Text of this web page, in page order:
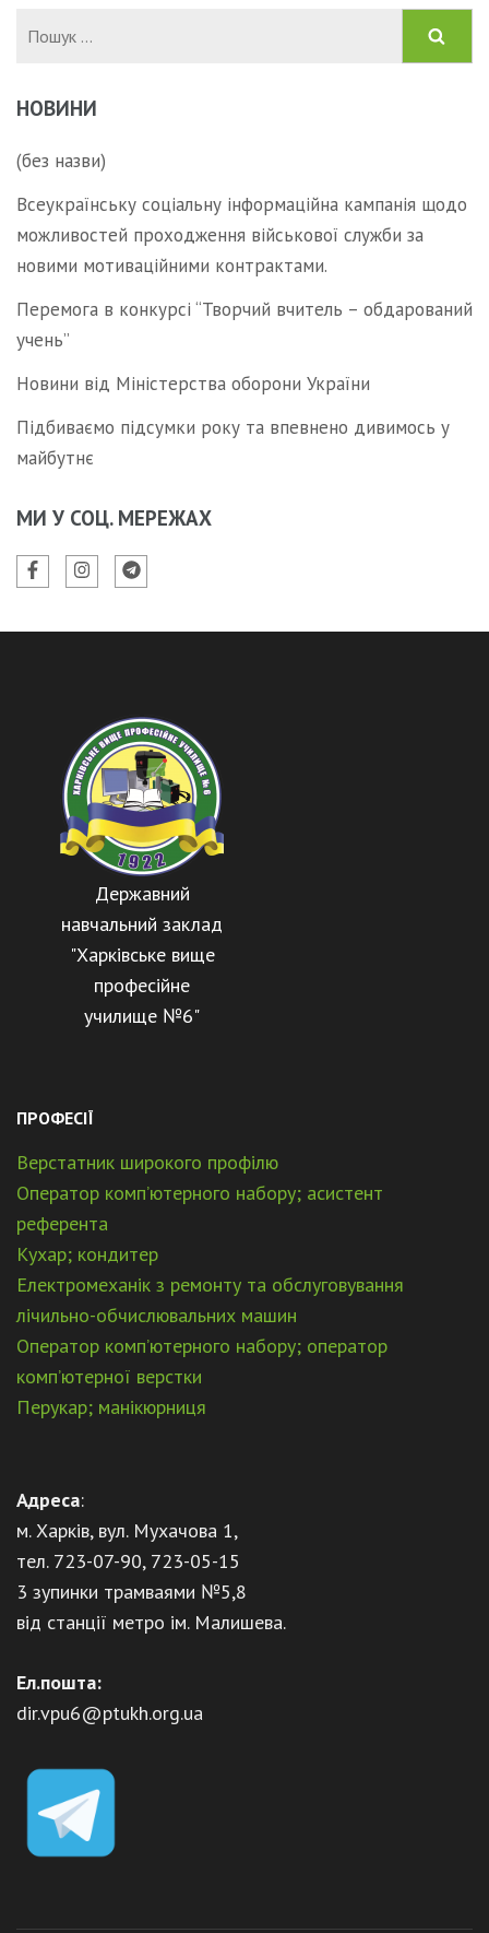
НОВИНИ
(без назви)
Всеукраїнську соціальну інформаційна кампанія щодо
можливостей проходження військової служби за
новими мотиваційними контрактами.
Перемога в конкурсі “Творчий вчитель – обдарований
учень”
Новини від Міністерства оборони України
Підбиваємо підсумки року та впевнено дивимось у
майбутнє
МИ У СОЦ. МЕРЕЖАХ
Державний
навчальний заклад
"Харківське вище
професійне
училище №6"
ПРОФЕСІЇ
Верстатник широкого профілю
Оператор комп’ютерного набору; асистент
референта
Кухар; кондитер
Електромеханік з ремонту та обслуговування
лічильно-обчислювальних машин
Оператор комп’ютерного набору; оператор
комп’ютерної верстки
Перукар; манікюрниця
Адреса:
м. Харків, вул. Мухачова 1,
тел. 723-07-90, 723-05-15
3 зупинки трамваями №5,8
від станції метро ім. Малишева.
Ел.пошта:
dir.vpu6@ptukh.org.ua